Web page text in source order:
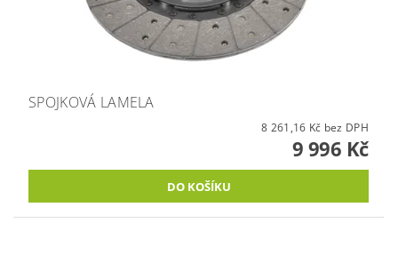
SPOJKOVÁ LAMELA
8 261,16 Kč bez DPH
9 996 Kč